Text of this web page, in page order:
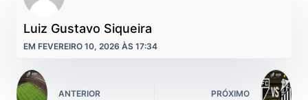
Luiz Gustavo Siqueira
EM FEVEREIRO 10, 2026 ÀS 17:34
ANTERIOR PRÓXIMO